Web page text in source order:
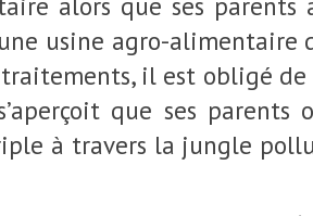
usine agro-alimentaire
il est obligé de
que ses parents
à travers la jungle